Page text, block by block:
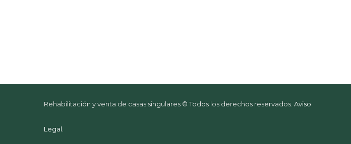
Rehabilitación y venta de casas singulares © Todos los derechos reservados. Aviso
Legal